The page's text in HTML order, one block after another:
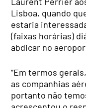
Lisboa, quando
estaria
(faixas horárias)
abdicar no
“Em termos
as companhias
portanto não